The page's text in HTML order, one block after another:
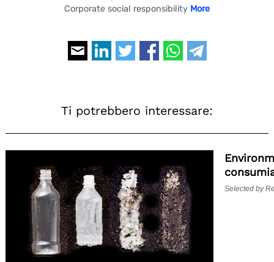
Corporate social responsibility More
Ti potrebbero interessare:
Selected by